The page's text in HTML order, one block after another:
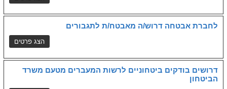
לחברת אבטחה דרוש/ה מאבטח/ת לתגבורים
דרושים בודקים ביטחוניים לרשות המעברים מטעם משרד
הביטחון